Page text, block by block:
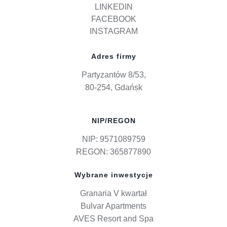
LINKEDIN
FACEBOOK
INSTAGRAM
Adres firmy
Partyzantów 8/53,
80-254, Gdańsk
NIP/REGON
NIP: 9571089759
REGON: 365877890
Wybrane inwestycje
Granaria V kwartał
Bulvar Apartments
AVES Resort and Spa